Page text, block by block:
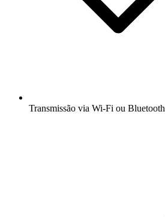
Transmissão via Wi-Fi ou Bluetooth